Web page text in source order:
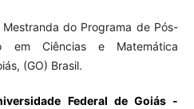
do Programa de Pós-
em Ciências e Matemática
(GO) Brasil.
Federal de Goiás -